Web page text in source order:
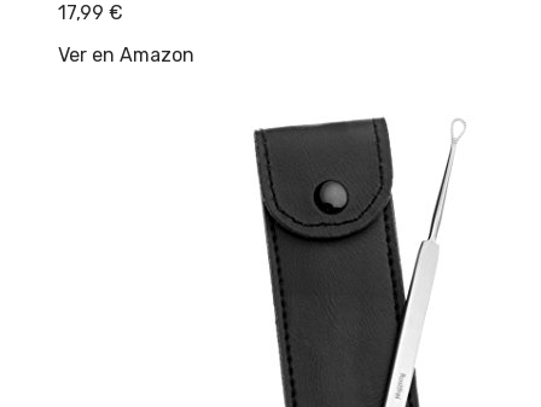
17,99 €
Ver en Amazon